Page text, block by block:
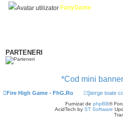
FanyGame
PARTENERI
*Cod mini banner
Fire High Game - FhG.Ro Şterge toate
Furnizat de phpBB®
AcidTech by ST Software